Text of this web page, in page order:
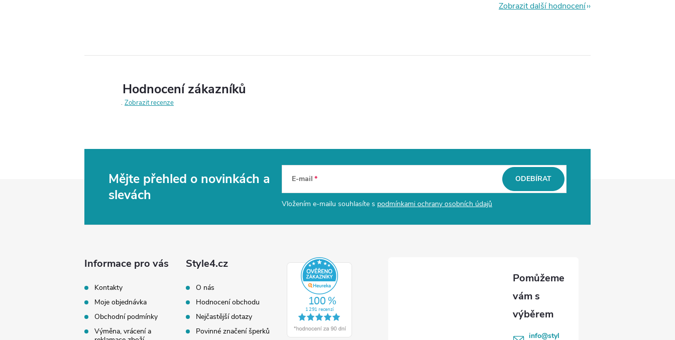
Zobrazit další hodnocení
Hodnocení zákazníků
Zobrazit recenze
Mějte přehled o novinkách a
slevách
E-mail
Vložením e-mailu souhlasíte s podmínkami ochrany osobních údajů
ODEBÍRAT
Informace pro vás
Kontakty
Moje objednávka
Obchodní podmínky
Výměna, vrácení a
Style4.cz
O nás
Hodnocení obchodu
Nejčastější dotazy
Povinné značení šperků
info@styl